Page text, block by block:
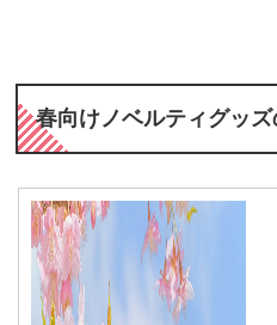
春向けノベルティグッ